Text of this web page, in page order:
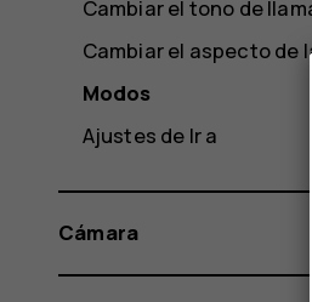
Cambiar el tono de
Cambiar el aspecto de
Modos
Ajustes de Ir a
Cámara